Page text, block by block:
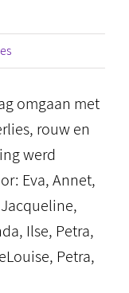
omgaan met
rouw en
werd
Eva, Annet,
Ilse, Petra,
Petra,